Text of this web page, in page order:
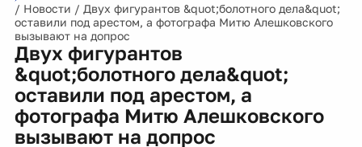
/ Новости / Двух фигурантов &quot;болотного дела&quot;
оставили под арестом, а фотографа Митю Алешковского
вызывают на допрос
Двух фигурантов
&quot;болотного дела&quot;
оставили под арестом, а
фотографа Митю Алешковского
вызывают на допрос